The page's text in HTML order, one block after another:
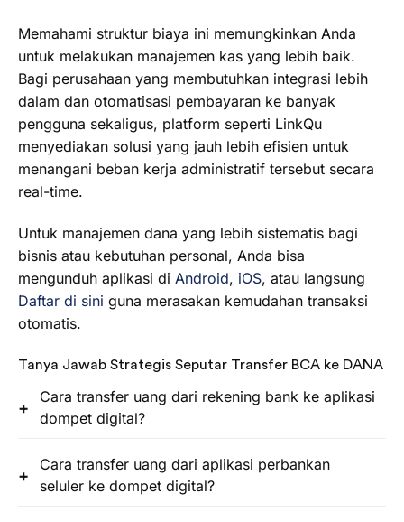
Memahami struktur biaya ini memungkinkan Anda
untuk melakukan manajemen kas yang lebih baik.
Bagi perusahaan yang membutuhkan integrasi lebih
dalam dan otomatisasi pembayaran ke banyak
pengguna sekaligus, platform seperti LinkQu
menyediakan solusi yang jauh lebih efisien untuk
menangani beban kerja administratif tersebut secara
real-time.
Untuk manajemen dana yang lebih sistematis bagi
bisnis atau kebutuhan personal, Anda bisa
mengunduh aplikasi di Android, iOS, atau langsung
Daftar di sini guna merasakan kemudahan transaksi
otomatis.
Tanya Jawab Strategis Seputar Transfer BCA ke DANA
Cara transfer uang dari rekening bank ke aplikasi
dompet digital?
Cara transfer uang dari aplikasi perbankan
seluler ke dompet digital?